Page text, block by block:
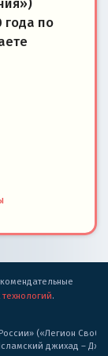
года по
.
(«Легион
джихад –